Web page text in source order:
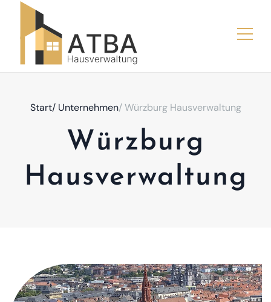
Start/ Unternehmen/ Würzburg Hausverwaltung
Würzburg
Hausverwaltung